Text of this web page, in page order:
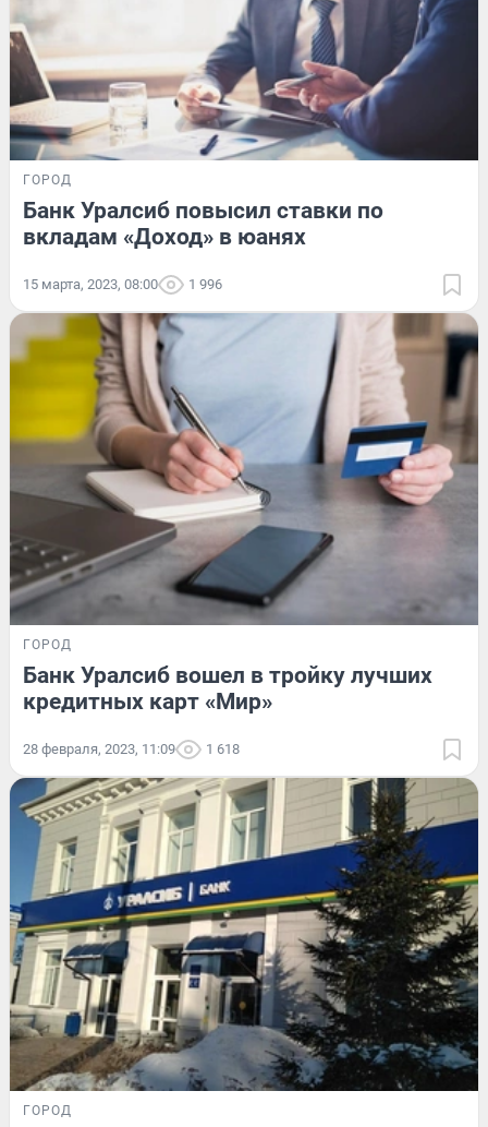
ГОРОД
Банк Уралсиб повысил ставки по
вкладам «Доход» в юанях
15 марта, 2023, 08:00 1 996
ГОРОД
Банк Уралсиб вошел в тройку лучших
кредитных карт «Мир»
28 февраля, 2023, 11:09 1 618
ГОРОД